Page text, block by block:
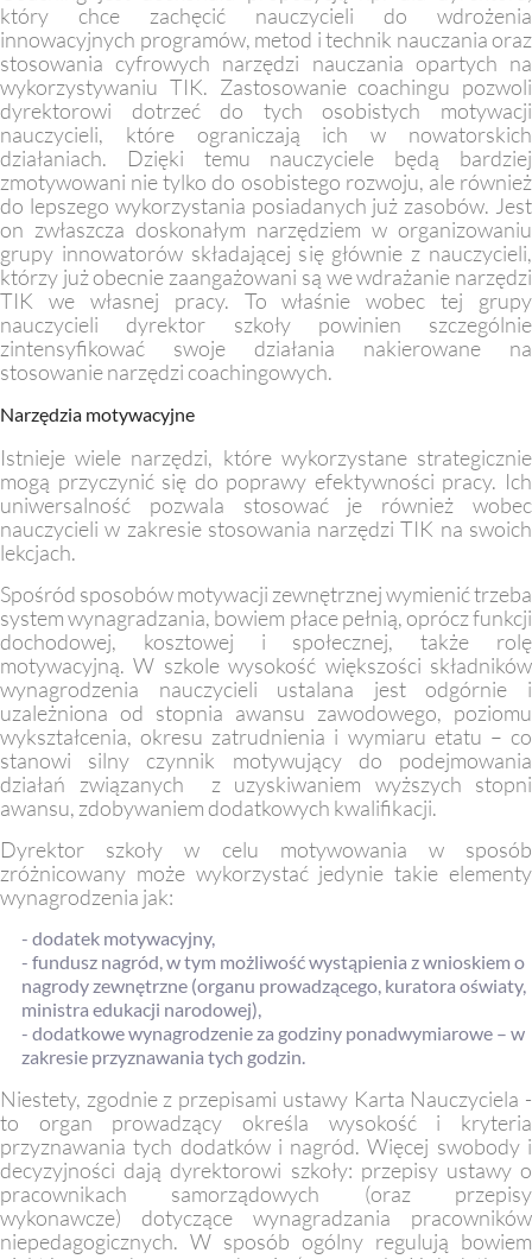
który chce zachęcić nauczycieli do wdrożenia
innowacyjnych programów, metod i technik nauczania oraz
stosowania cyfrowych narzędzi nauczania opartych na
wykorzystywaniu TIK. Zastosowanie coachingu pozwoli
dyrektorowi dotrzeć do tych osobistych motywacji
nauczycieli, które ograniczają ich w nowatorskich
działaniach. Dzięki temu nauczyciele będą bardziej
zmotywowani nie tylko do osobistego rozwoju, ale również
do lepszego wykorzystania posiadanych już zasobów. Jest
on zwłaszcza doskonałym narzędziem w organizowaniu
grupy innowatorów składającej się głównie z nauczycieli,
którzy już obecnie zaangażowani są we wdrażanie narzędzi
TIK we własnej pracy. To właśnie wobec tej grupy
nauczycieli dyrektor szkoły powinien szczególnie
zintensyfikować swoje działania nakierowane na
stosowanie narzędzi coachingowych.
Narzędzia motywacyjne
Istnieje wiele narzędzi, które wykorzystane strategicznie
mogą przyczynić się do poprawy efektywności pracy. Ich
uniwersalność pozwala stosować je również wobec
nauczycieli w zakresie stosowania narzędzi TIK na swoich
lekcjach.
Spośród sposobów motywacji zewnętrznej wymienić trzeba
system wynagradzania, bowiem płace pełnią, oprócz funkcji
dochodowej, kosztowej i społecznej, także rolę
motywacyjną. W szkole wysokość większości składników
wynagrodzenia nauczycieli ustalana jest odgórnie i
uzależniona od stopnia awansu zawodowego, poziomu
wykształcenia, okresu zatrudnienia i wymiaru etatu – co
stanowi silny czynnik motywujący do podejmowania
działań związanych z uzyskiwaniem wyższych stopni
awansu, zdobywaniem dodatkowych kwalifikacji.
Dyrektor szkoły w celu motywowania w sposób
zróżnicowany może wykorzystać jedynie takie elementy
wynagrodzenia jak:
- dodatek motywacyjny,
- fundusz nagród, w tym możliwość wystąpienia z wnioskiem o
nagrody zewnętrzne (organu prowadzącego, kuratora oświaty,
ministra edukacji narodowej),
- dodatkowe wynagrodzenie za godziny ponadwymiarowe – w
zakresie przyznawania tych godzin.
Niestety, zgodnie z przepisami ustawy Karta Nauczyciela -
to organ prowadzący określa wysokość i kryteria
przyznawania tych dodatków i nagród. Więcej swobody i
decyzyjności dają dyrektorowi szkoły: przepisy ustawy o
pracownikach samorządowych (oraz przepisy
wykonawcze) dotyczące wynagradzania pracowników
niepedagogicznych. W sposób ogólny regulują bowiem